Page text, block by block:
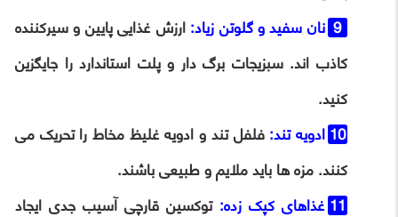
نان سفید و گلوتن زیاد:ارزش غذایی پایین و سیرکننده
کاذب اند. سبزیجات برگ دار و پلت استاندارد را جایگزین
کنید.
ادویه تند:فلفل تند و ادویه غلیظ مخاط را تحریک می
کنند. مزه ها باید ملایم و طبیعی باشند.
غذاهای کپک زده: توکسین قارچی آسیب جدی ایجاد